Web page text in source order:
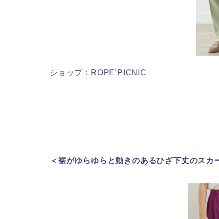
ショップ：ROPE’PICNIC
＜裾がゆらゆらと動きのあるひざ下丈のスカ